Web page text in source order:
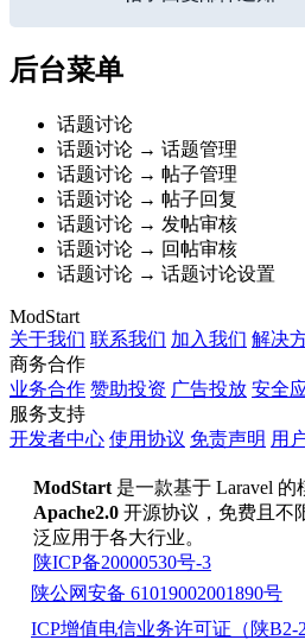
后台菜单
话题讨论
话题讨论 → 话题管理
话题讨论 → 帖子管理
话题讨论 → 帖子回复
话题讨论 → 发帖审核
话题讨论 → 回帖审核
话题讨论 → 话题讨论设置
ModStart
关于我们 联系我们 加入我们 解决
商务合作
业务合作 赞助投资 广告投放 安全
服务支持
开发者中心 使用协议 免责声明 用
ModStart 是一款基于 Laravel
Apache2.0 开源协议，免费且不
泛应用于各大行业。
陕ICP备20000530号-3
陕公网安备 61019002001890号
ICP增值电信业务许可证（陕B2-